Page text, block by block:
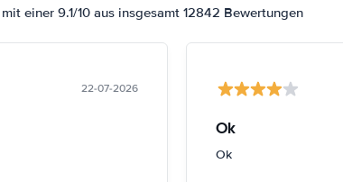
einer 9.1/10 aus insgesamt 12842 Bewertungen
22-07-2026
Ok
Ok